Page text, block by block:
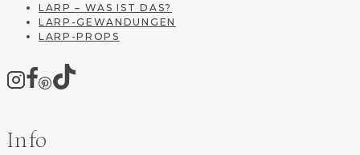
LARP – WAS IST DAS?
LARP-GEWANDUNGEN
LARP-PROPS
Info